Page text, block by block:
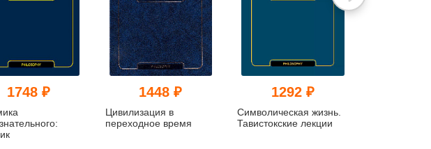
1748 ₽ 1448 ₽
Цивилизация в
переходное время
1292 ₽
Символическая жизнь.
Тавистокские лекции